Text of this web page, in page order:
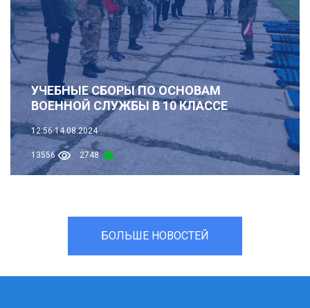
УЧЕБНЫЕ СБОРЫ ПО ОСНОВАМ
ВОЕННОЙ СЛУЖБЫ В 10 КЛАССЕ
12:56 14.08.2024
13556 2748
БОЛЬШЕ НОВОСТЕЙ